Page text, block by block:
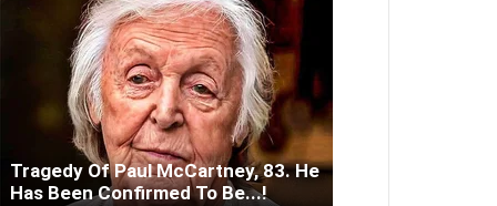
Tragedy Of Paul McCartney, 83. He
Has Been Confirmed To Be...!